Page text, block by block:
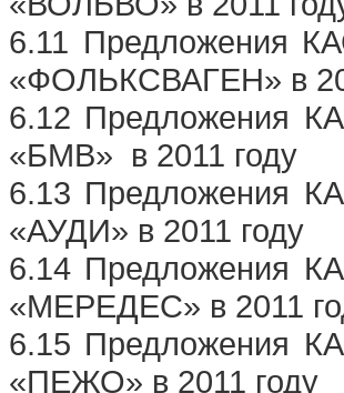
6.11 Предложения
«ФОЛЬКСВАГЕН» в
6.12 Предложения
«БМВ» в 2011 году
6.13 Предложения
«АУДИ» в 2011 году
6.14 Предложения
«МЕРЕДЕС» в 2011
6.15 Предложения
«ПЕЖО» в 2011 году